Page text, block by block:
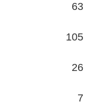
63
105
26
7